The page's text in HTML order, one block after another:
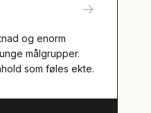
→
og enorm
målgrupper.
som føles ekte.